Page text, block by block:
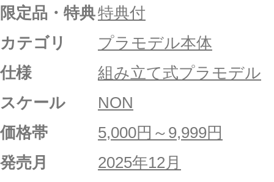
限定品・特典特典付
カテゴリ
プラモデル本体
仕様
組み立て式プラモデル
スケール
NON
価格帯
5,000円～9,999円
発売月
2025年12月